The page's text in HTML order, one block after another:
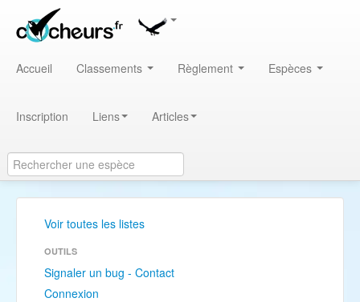
Accueil Classements Règlement Espèces
Inscription Liens Articles
Voir toutes les listes
OUTILS
Signaler un bug - Contact
Connexion